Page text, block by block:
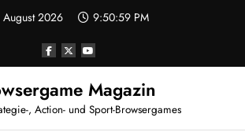
August 2026 9:50:59 PM
Magazin
, Action- und Sport-Browsergames